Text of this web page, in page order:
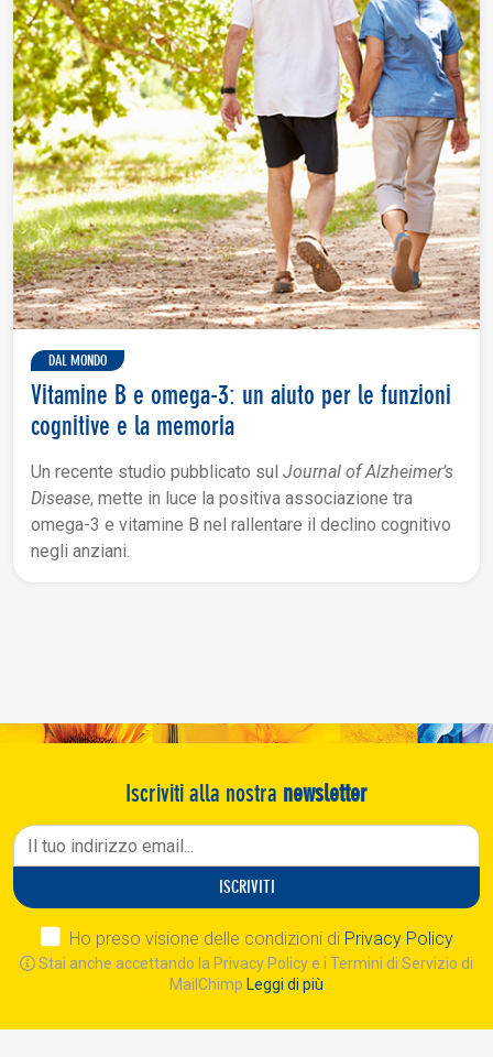
DAL MONDO
Vitamine B e omega-3: un aiuto per le funzioni
cognitive e la memoria
Un recente studio pubblicato sul Journal of Alzheimer’s
Disease, mette in luce la positiva associazione tra
omega-3 e vitamine B nel rallentare il declino cognitivo
negli anziani.
Iscriviti alla nostra newsletter
ISCRIVITI
Ho preso visione delle condizioni di Privacy Policy
Stai anche accettando la Privacy Policy e i Termini di Servizio di
MailChimp Leggi di più